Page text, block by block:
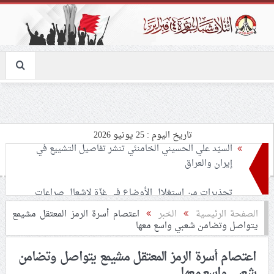
تاريخ اليوم : 25 يونيو 2026
تحذيرات من استغلال الأوضاع في غزّة لإشعال صراعات
ملفّ إنسانيّ مؤلم.. الأسيرات الفلسطينيّات بين القمع
والإهمال الطبي
55 مأتمًا وحسينيّة يعترضون على الإجراءات القمعيّة للنظام
الصفحة الرئيسية الخبر اعتصام أسرة الرمز المعتقل مشيمع
يتواصل وتضامن شعبي واسع معها
اعتصام أسرة الرمز المعتقل مشيمع يتواصل وتضامن